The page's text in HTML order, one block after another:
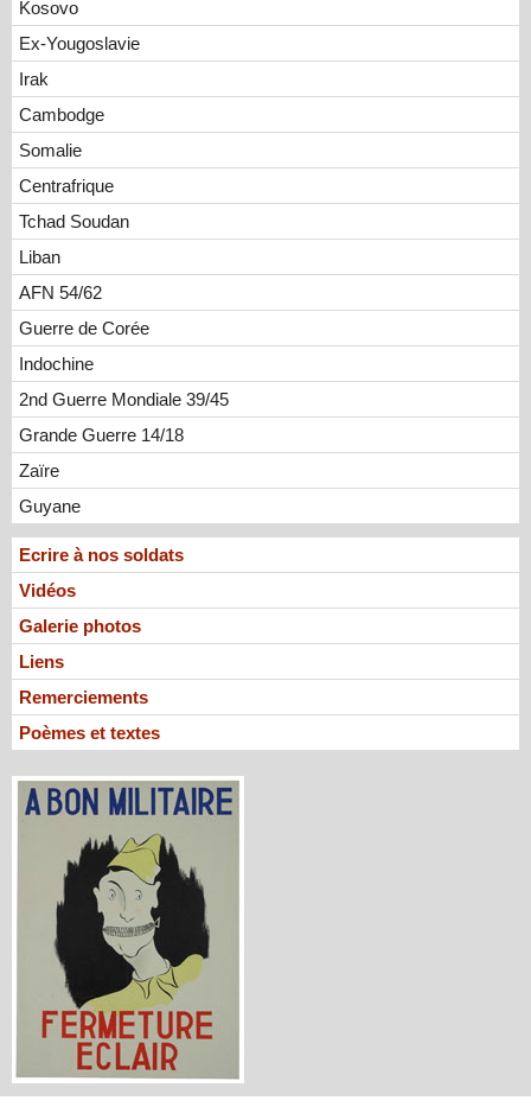
Kosovo
Ex-Yougoslavie
Irak
Cambodge
Somalie
Centrafrique
Tchad Soudan
Liban
AFN 54/62
Guerre de Corée
Indochine
2nd Guerre Mondiale 39/45
Grande Guerre 14/18
Zaïre
Guyane
Ecrire à nos soldats
Vidéos
Galerie photos
Liens
Remerciements
Poèmes et textes